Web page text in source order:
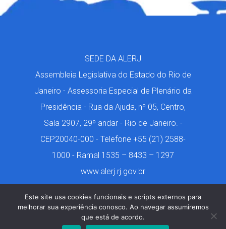
SEDE DA ALERJ
Assembleia Legislativa do Estado do Rio de
Janeiro - Assessoria Especial de Plenário da
Presidência - Rua da Ajuda, nº 05, Centro,
Sala 2907, 29º andar - Rio de Janeiro. -
CEP20040-000 - Telefone +55 (21) 2588-
1000 - Ramal 1535 – 8433 – 1297
www.alerj.rj.gov.br
Este site usa cookies funcionais e scripts externos para
melhorar sua experiência conosco. Ao navegar assumiremos
que está de acordo.